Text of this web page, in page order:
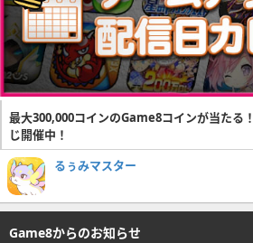
最大300,000コインのGame8コインが当たる
じ開催中！
るぅみマスター
Game8からのお知らせ